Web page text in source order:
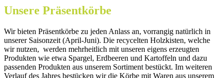
Unsere Präsentkörbe
Wir bieten Präsentkörbe zu jeden Anlass an, vorrangig natürlich in
unserer Saisonzeit (April-Juni). Die recycelten Holzkisten, welche
wir nutzen, werden mehrheitlich mit unseren eigens erzeugten
Produkten wie etwa Spargel, Erdbeeren und Kartoffeln und dazu
passenden Produkten aus unserem Sortiment bestückt. Im weiteren
Verlauf des Jahres bestücken wir die Körbe mit Waren aus unserem